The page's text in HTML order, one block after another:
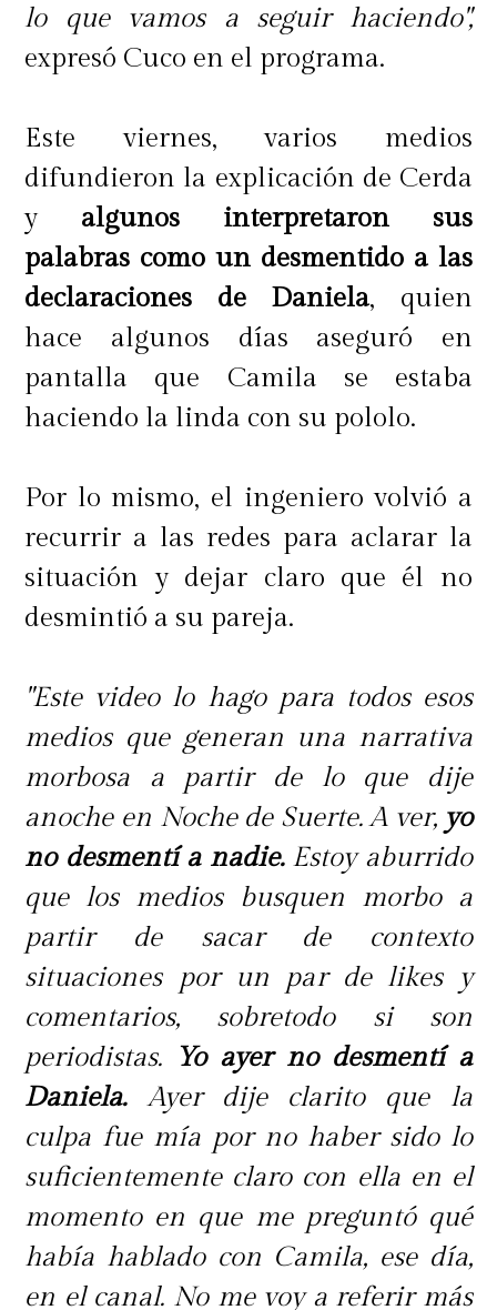
lo que vamos a seguir haciendo",
expresó Cuco en el programa.
Este viernes, varios medios
difundieron la explicación de Cerda
yalgunos interpretaron sus
palabras como un desmentido a las
declaraciones de Daniela, quien
hace algunos días aseguró en
pantalla que Camila se estaba
haciendo la linda con su pololo.
Por lo mismo, el ingeniero volvió a
recurrir a las redes para aclarar la
situación y dejar claro que él no
desmintió a su pareja.
"Este video lo hago para todos esos
medios que generan una narrativa
morbosa a partir de lo que dije
anoche en Noche de Suerte. A ver, yo
no desmentí a nadie.Estoy aburrido
que los medios busquen morbo a
partir de sacar de contexto
situaciones por un par de likes y
comentarios, sobretodo si son
periodistas. Yo ayer no desmentí a
Daniela.Ayer dije clarito que la
culpa fue mía por no haber sido lo
suficientemente claro con ella en el
momento en que me preguntó qué
había hablado con Camila, ese día,
en el canal. No me voy a referir más